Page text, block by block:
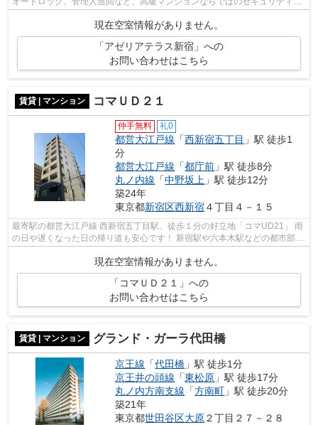
制も万全に整った物件です。 礼金ゼロ...
現在空室情報がありません。
「アゼリアテラス新宿」への
お問い合わせはこちら
賃貸 | マンション コマＵＤ２１
仲手無料 礼0
都営大江戸線 「西新宿五丁目 」駅 徒歩1
分
都営大江戸線 「都庁前 」駅 徒歩8分
丸ノ内線 「中野坂上 」駅 徒歩12分
築24年
東京都新宿区西新宿４丁目４－１５
最寄駅の都営大江戸線 西新宿五丁目駅、徒歩１分の好立地「コマUD21」 雨
の日や遅くなった日の帰り道も安心です！ 新宿駅や六本木駅などの都市部ま
現在空室情報がありません。
「コマＵＤ２１」への
お問い合わせはこちら
賃貸 | マンション グランド・ガーラ代田橋
京王線 「代田橋 」駅 徒歩1分
京王井の頭線 「東松原 」駅 徒歩17分
丸ノ内方南支線 「方南町 」駅 徒歩20分
築21年
東京都世田谷区大原２丁目２７－２８